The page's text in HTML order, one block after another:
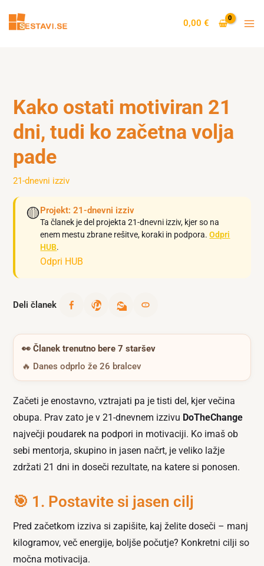
content
0,00€
Kako ostati motiviran 21
dni, tudi ko začetna volja
pade
21-dnevni izziv
🟡Projekt: 21-dnevni izziv
Ta članek je del projekta 21-dnevni izziv, kjer so na
enem mestu zbrane rešitve, koraki in podpora.Odpri
HUB.
Odpri HUB
Deli članek
👀Članek trenutno bere 7 staršev
🔥 Danes odprlo že 26 bralcev
Začeti je enostavno, vztrajati pa je tisti del, kjer večina
obupa. Prav zato je v 21-dnevnem izzivu DoTheChange
največji poudarek na podpori in motivaciji. Ko imaš ob
sebi mentorja, skupino in jasen načrt, je veliko lažje
zdržati 21 dni in doseči rezultate, na katere si ponosen.
🎯 1. Postavite si jasen cilj
Pred začetkom izziva si zapišite, kaj želite doseči – manj
kilogramov, več energije, boljše počutje? Konkretni cilji so
močna motivacija.